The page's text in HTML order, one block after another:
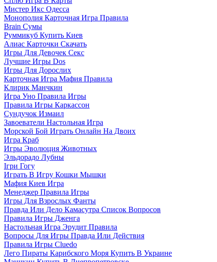
Мистер Икс Одесса
Монополия Карточная Игра Правила
Brain Сумы
Руммикуб Купить Киев
Алиас Карточки Скачать
Игры Для Девочек Секс
Лучшие Игры Dos
Игры Для Дорослих
Карточная Игра Мафия Правила
Клирик Манчкин
Игра Уно Правила Игры
Правила Игры Каркассон
Сундучок Измаил
Завоеватели Настольная Игра
Морской Бой Играть Онлайн На Двоих
Игра Краб
Игры Эволюция Животных
Эльдорадо Лубны
Ігри Гогу
Играть В Игру Кошки Мышки
Мафия Киев Игра
Менеджер Правила Игры
Игры Для Взрослых Фанты
Правда Или Дело Камасутра Список Вопросов
Правила Игры Дженга
Настольная Игра Эрудит Правила
Вопросы Для Игры Правда Или Действия
Правила Игры Cluedo
Лего Пираты Карибского Моря Купить В Украине